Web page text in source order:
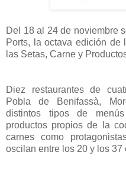
Del 18 al 24 de noviembre
Ports, la octava edición de
las Setas, Carne y
Diez restaurantes de
Pobla de Benifassà,
distintos tipos de
productos propios de la
carnes como
oscilan entre los 20 y los 37